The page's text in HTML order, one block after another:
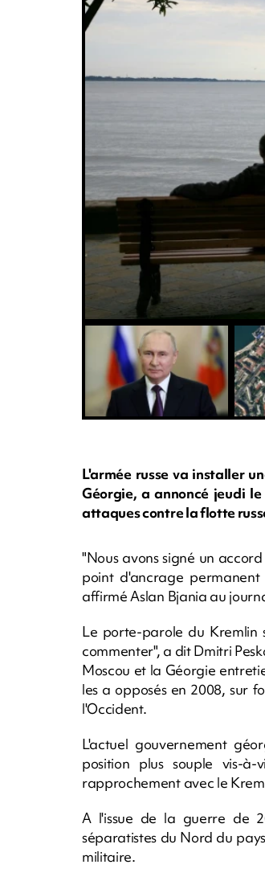
L'armée russe va installer
Géorgie, a annoncé jeudi
attaques contre la flotte
"Nous avons signé un
point d'ancrage
affirmé Aslan Bjania au
Le porte-parole du Kremlin
commenter", a dit Dmitri
Moscou et la Géorgie
les a opposés en 2008, sur
l'Occident.
L'actuel gouvernement
position plus souple vis-
rapprochement avec le
A l'issue de la guerre de
séparatistes du Nord du
militaire.